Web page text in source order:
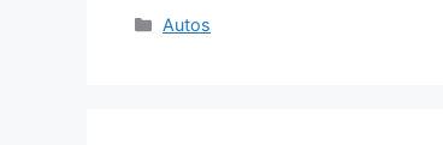
Categories
Autos